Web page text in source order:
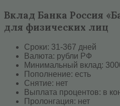
Вклад Банка Россия
для физических лиц
Сроки: 31-367 дней
Валюта: рубли РФ
Минимальный вклад:
Пополнение: есть
Снятие: нет
Выплата процентов: в
Пролонгация: нет